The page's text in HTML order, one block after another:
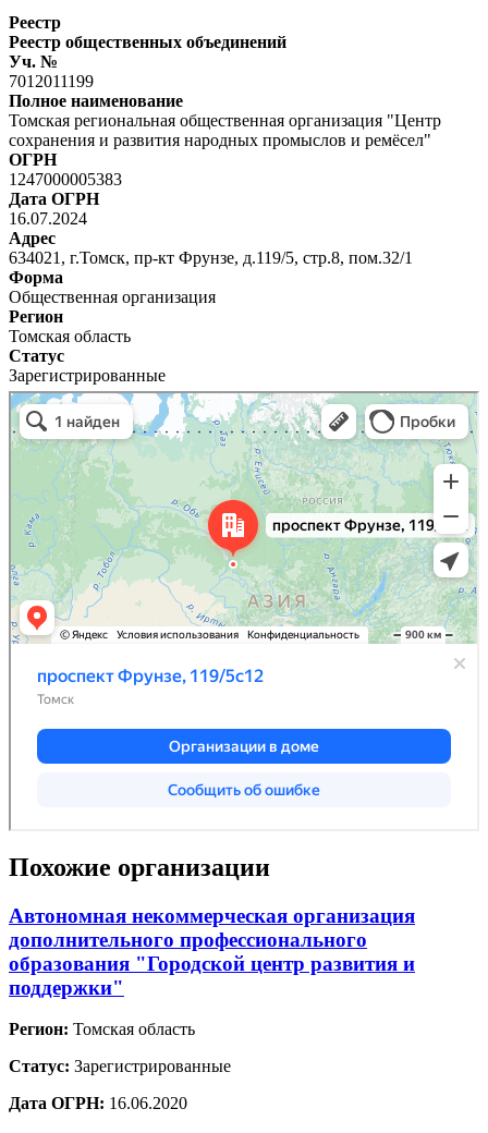
Реестр
Реестр общественных объединений
Уч. №
7012011199
Полное наименование
Томская региональная общественная организация "Центр
сохранения и развития народных промыслов и ремёсел"
ОГРН
1247000005383
Дата ОГРН
16.07.2024
Адрес
634021, г.Томск, пр-кт Фрунзе, д.119/5, стр.8, пом.32/1
Форма
Общественная организация
Регион
Томская область
Статус
Зарегистрированные
Похожие организации
Автономная некоммерческая организация
дополнительного профессионального
образования "Городской центр развития и
поддержки"
Регион: Томская область
Статус: Зарегистрированные
Дата ОГРН: 16.06.2020